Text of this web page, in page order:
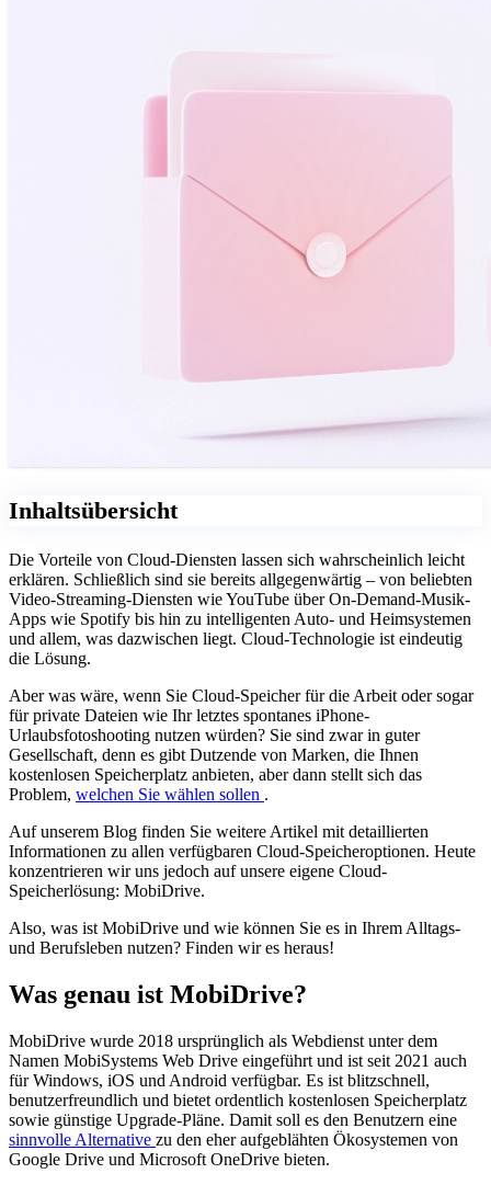
Inhaltsübersicht
Die Vorteile von Cloud-Diensten lassen sich wahrscheinlich leicht
erklären. Schließlich sind sie bereits allgegenwärtig – von beliebten
Video-Streaming-Diensten wie YouTube über On-Demand-Musik-
Apps wie Spotify bis hin zu intelligenten Auto- und Heimsystemen
und allem, was dazwischen liegt. Cloud-Technologie ist eindeutig
die Lösung.
Aber was wäre, wenn Sie Cloud-Speicher für die Arbeit oder sogar
für private Dateien wie Ihr letztes spontanes iPhone-
Urlaubsfotoshooting nutzen würden? Sie sind zwar in guter
Gesellschaft, denn es gibt Dutzende von Marken, die Ihnen
kostenlosen Speicherplatz anbieten, aber dann stellt sich das
Problem, welchen Sie wählen sollen .
Auf unserem Blog finden Sie weitere Artikel mit detaillierten
Informationen zu allen verfügbaren Cloud-Speicheroptionen. Heute
konzentrieren wir uns jedoch auf unsere eigene Cloud-
Speicherlösung: MobiDrive.
Also, was ist MobiDrive und wie können Sie es in Ihrem Alltags-
und Berufsleben nutzen? Finden wir es heraus!
Was genau ist MobiDrive?
MobiDrive wurde 2018 ursprünglich als Webdienst unter dem
Namen MobiSystems Web Drive eingeführt und ist seit 2021 auch
für Windows, iOS und Android verfügbar. Es ist blitzschnell,
benutzerfreundlich und bietet ordentlich kostenlosen Speicherplatz
sowie günstige Upgrade-Pläne. Damit soll es den Benutzern eine
sinnvolle Alternative zu den eher aufgeblähten Ökosystemen von
Google Drive und Microsoft OneDrive bieten.